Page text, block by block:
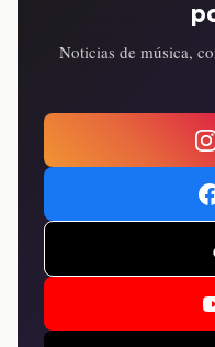
Noticias de música,